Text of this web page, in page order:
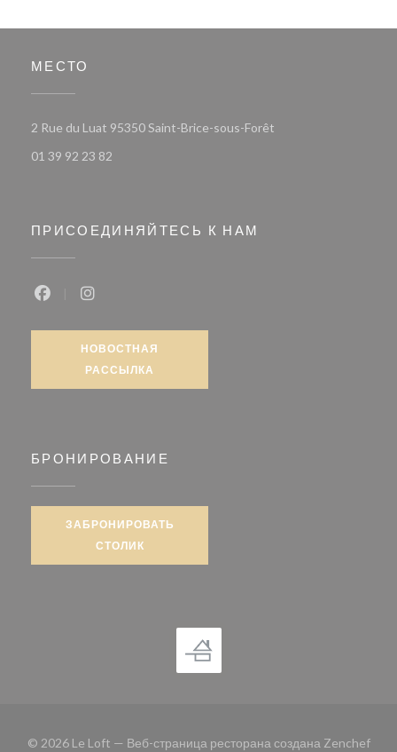
МЕСТО
2 Rue du Luat 95350 Saint-Brice-sous-Forêt
01 39 92 23 82
ПРИСОЕДИНЯЙТЕСЬ К НАМ
НОВОСТНАЯ
РАССЫЛКА
БРОНИРОВАНИЕ
ЗАБРОНИРОВАТЬ
СТОЛИК
© 2026 Le Loft — Веб-страница ресторана создана Zenchef